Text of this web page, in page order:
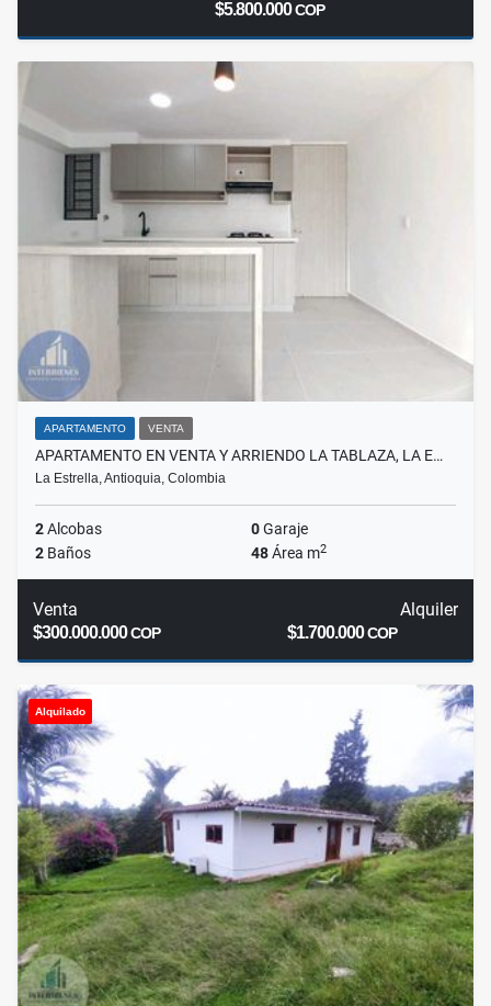
$5.800.000COP
APARTAMENTO VENTA
APARTAMENTO EN VENTA Y ARRIENDO LA TABLAZA, LA E…
La Estrella, Antioquia, Colombia
2Alcobas 0Garaje
2 Baños 48Área m2
Venta
$300.000.000COP
Alquiler
$1.700.000COP
Alquilado